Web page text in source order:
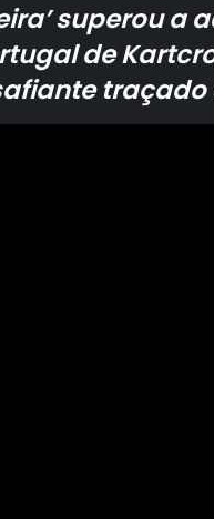
superou a
de
traçado